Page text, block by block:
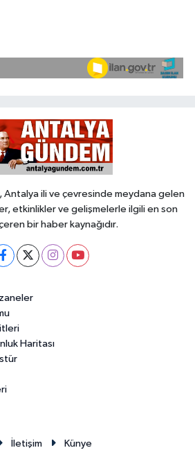
ili ve çevresinde meydana gelen
etkinlikler ve gelişmelerle ilgili en son
bir haber kaynağıdır.
Haritası
İletişim
Künye